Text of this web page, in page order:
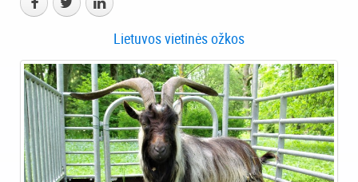
Lietuvos vietinės ožkos